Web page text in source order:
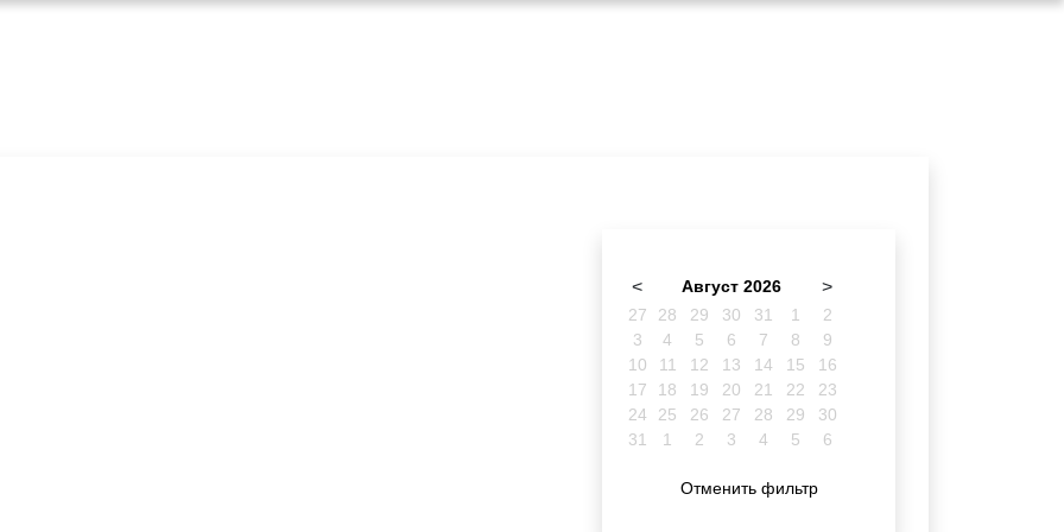
< Август 2026 >
27 28 29 30 31 1
2
3
4 5 6 7 8
9
10
11 12 13 14 15
16
17
18 19 20 21 22
23
24
25 26 27 28 29
30
31
1 2 3 4 5 6
Отменить фильтр